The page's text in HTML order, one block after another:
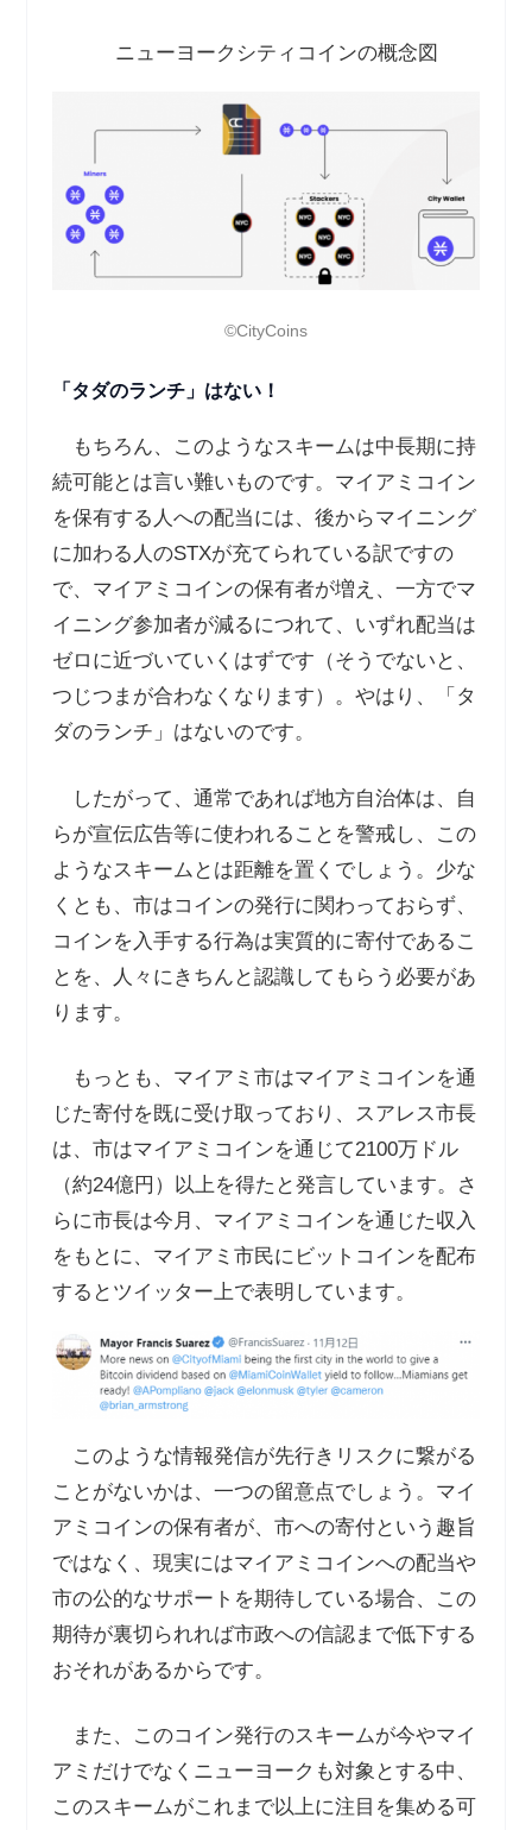
ニューヨークシティコインの概念図
©️CityCoins
「タダのランチ」はない！
もちろん、このようなスキームは中長期に持
続可能とは言い難いものです。マイアミコイン
を保有する人への配当には、後からマイニング
に加わる人のSTXが充てられている訳ですの
で、マイアミコインの保有者が増え、一方でマ
イニング参加者が減るにつれて、いずれ配当は
ゼロに近づいていくはずです（そうでないと、
つじつまが合わなくなります）。やはり、「タ
ダのランチ」はないのです。
したがって、通常であれば地方自治体は、自
らが宣伝広告等に使われることを警戒し、この
ようなスキームとは距離を置くでしょう。少な
くとも、市はコインの発行に関わっておらず、
コインを入手する行為は実質的に寄付であるこ
とを、人々にきちんと認識してもらう必要があ
ります。
もっとも、マイアミ市はマイアミコインを通
じた寄付を既に受け取っており、スアレス市長
は、市はマイアミコインを通じて2100万ドル
（約24億円）以上を得たと発言しています。さ
らに市長は今月、マイアミコインを通じた収入
をもとに、マイアミ市民にビットコインを配布
するとツイッター上で表明しています。
このような情報発信が先行きリスクに繋がる
ことがないかは、一つの留意点でしょう。マイ
アミコインの保有者が、市への寄付という趣旨
ではなく、現実にはマイアミコインへの配当や
市の公的なサポートを期待している場合、この
期待が裏切られれば市政への信認まで低下する
おそれがあるからです。
また、このコイン発行のスキームが今やマイ
アミだけでなくニューヨークも対象とする中、
このスキームがこれまで以上に注目を集める可